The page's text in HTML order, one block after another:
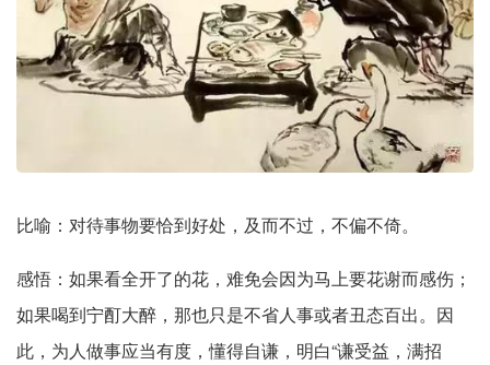
比喻：对待事物要恰到好处，及而不过，不偏不倚。
感悟：如果看全开了的花，难免会因为马上要花谢而感伤；
如果喝到宁酊大醉，那也只是不省人事或者丑态百出。因
此，为人做事应当有度，懂得自谦，明白“谦受益，满招